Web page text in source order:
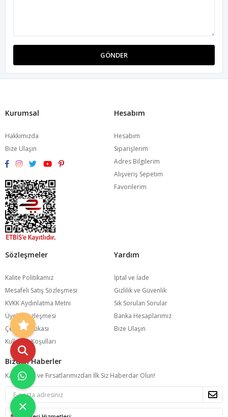
GÖNDER
Kurumsal
Hakkımızda
Bize Ulaşın
Hesabım
Hesabım
Siparişlerim
Adres Bilgilerim
Alışveriş Sepetim
Favorilerim
Sözleşmeler
Kalite Politikamız
Mesafeli Satış Sözleşmesi
KVKK Aydınlatma Metni
Üyelik Sözleşmesi
Çerez Politikası
Kullanım Koşulları
Yardım
İptal ve İade
Gizlilik ve Güvenlik
Sık Sorulan Sorular
Banka Hesaplarımız
Bize Ulaşın
Bizden Haberler
Kampanya ve Fırsatlarımızdan İlk Siz Haberdar Olun!
×